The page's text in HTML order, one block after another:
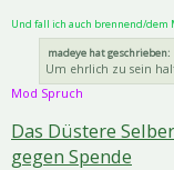
Und fall ich auch brennend/dem
madeye hat geschrieben:
Um ehrlich zu sein
Mod Spruch
Das Düstere
gegen Spende